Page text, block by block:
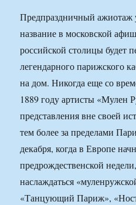
Предпраздничный ажиотаж
название в московской
российской столицы будет
легендарного парижского
на дом. Никогда еще со
1889 году артисты «Мулен
представления вне своей
тем более за пределами
декабря, когда в Европе
предрождественской
наслаждаться
«Танцующий Париж»,